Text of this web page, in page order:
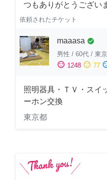
つもありがとうござい
依頼されたチケット
maaasa check_circle
男性 / 60代 / 東
sentiment_satisfied 1248 sentiment_neutral 77
照明器具・ＴＶ・スイ
ーホン交換
東京都